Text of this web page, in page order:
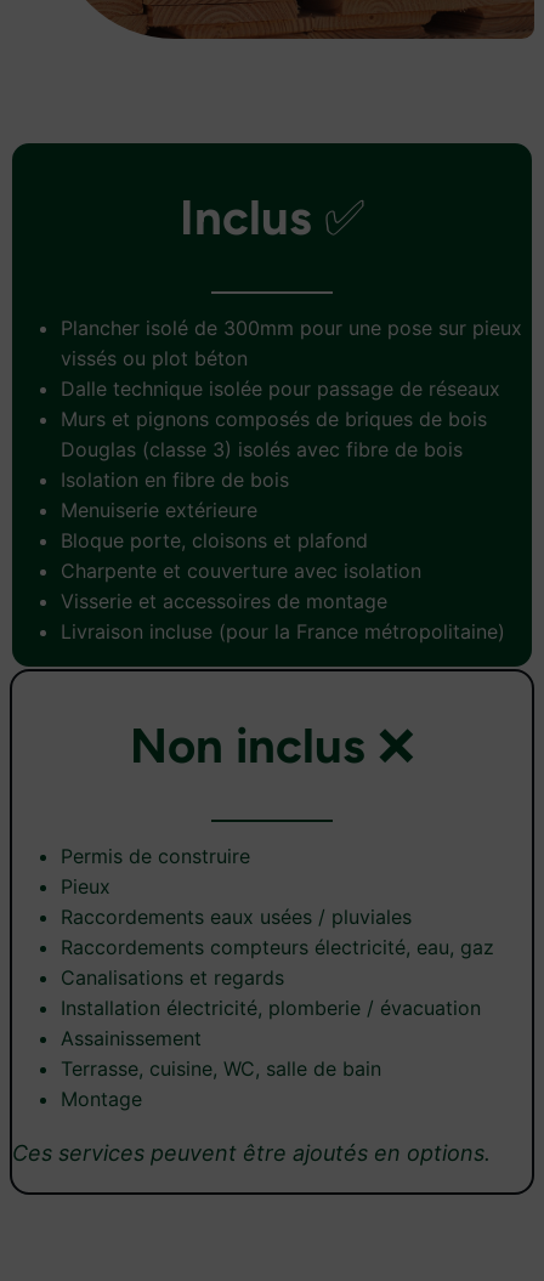
Inclus ✅
Plancher isolé de 300mm pour une pose sur pieux
vissés ou plot béton
Dalle technique isolée pour passage de réseaux
Murs et pignons composés de briques de bois
Douglas (classe 3) isolés avec fibre de bois
Isolation en fibre de bois
Menuiserie extérieure
Bloque porte, cloisons et plafond
Charpente et couverture avec isolation
Visserie et accessoires de montage
Livraison incluse (pour la France métropolitaine)
Non inclus ❌
Permis de construire
Pieux
Raccordements eaux usées / pluviales
Raccordements compteurs électricité, eau, gaz
Canalisations et regards
Installation électricité, plomberie / évacuation
Assainissement
Terrasse, cuisine, WC, salle de bain
Montage
Ces services peuvent être ajoutés en options.